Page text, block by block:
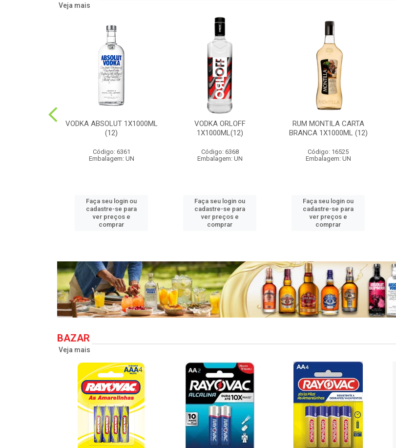
Veja mais
VODKA ABSOLUT 1X1000ML
(12)
Código: 6361
Embalagem: UN
Faça seu login ou
cadastre-se para
ver preços e
comprar
VODKA ORLOFF
1X1000ML(12)
Código: 6368
Embalagem: UN
Faça seu login ou
cadastre-se para
ver preços e
comprar
RUM MONTILA CARTA
BRANCA 1X1000ML (12)
Código: 16525
Embalagem: UN
Faça seu login ou
cadastre-se para
ver preços e
comprar
BAZAR
Veja mais